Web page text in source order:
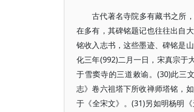
古代著名寺院多有藏书之所
在多有，其碑铭题记也往往出自
铭收入志书，这些墨迹、碑铭是
化三年(992)二月一日，宋真宗于
于雪窦寺的三道敕谕。(30)此三
志》卷六祖塔下所收禅师塔铭，
于《全宋文》。(31)另如明杨明